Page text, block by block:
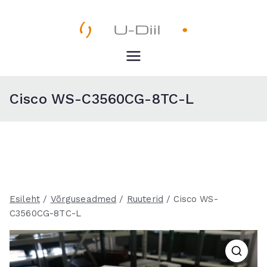
U-Diil
Pealeht
Cisco WS-C3560CG-8TC-L
Esileht / Võrguseadmed / Ruuterid / Cisco WS-
C3560CG-8TC-L